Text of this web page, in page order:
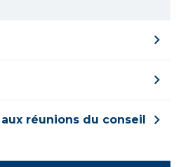
réunions du conseil